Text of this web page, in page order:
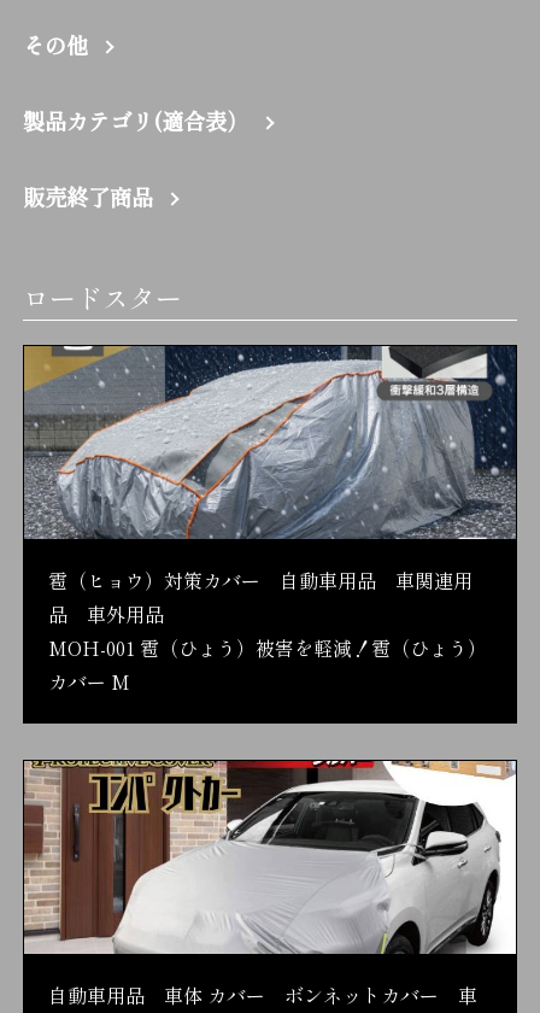
その他
製品カテゴリ(適合表）
販売終了商品
ロードスター
雹（ヒョウ）対策カバー 自動車用品 車関連用
品 車外用品
MOH-001 雹（ひょう）被害を軽減！雹（ひょう）
カバー M
自動車用品 車体 カバー ボンネットカバー 車